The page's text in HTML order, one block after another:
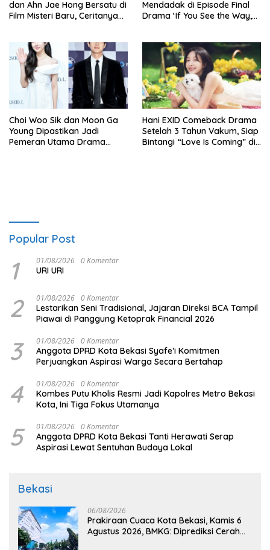
dan Ahn Jae Hong Bersatu di
Film Misteri Baru, Ceritanya
Mendadak di Episode Final
Drama ‘If You See the Way,
Penasaran
Choi Woo Sik dan Moon Ga
Young Dipastikan Jadi
Pemeran Utama Drama
Hani EXID Comeback Drama
Setelah 3 Tahun Vakum, Siap
Bintangi “Love Is Coming” di
Popular Post
1 01/08/2026 0 Komentar
URI URI
2 01/08/2026 0 Komentar
Lestarikan Seni Tradisional, Jajaran Direksi BCA Tampil
Piawai di Panggung Ketoprak Financial 2026
3 01/08/2026 0 Komentar
Anggota DPRD Kota Bekasi Syafe’i Komitmen
Perjuangkan Aspirasi Warga Secara Bertahap
4 01/08/2026 0 Komentar
Kombes Putu Kholis Resmi Jadi Kapolres Metro Bekasi
Kota, Ini Tiga Fokus Utamanya
5 01/08/2026 0 Komentar
Anggota DPRD Kota Bekasi Tanti Herawati Serap
Aspirasi Lewat Sentuhan Budaya Lokal
Bekasi
06/08/2026
Prakiraan Cuaca Kota Bekasi, Kamis 6
Agustus 2026, BMKG: Diprediksi Cerah